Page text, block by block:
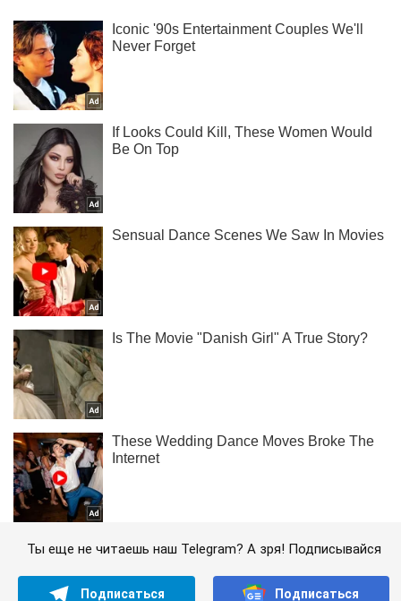
Ты еще не читаешь наш Telegram? А зря! Подписывайся
Подписаться Подписаться